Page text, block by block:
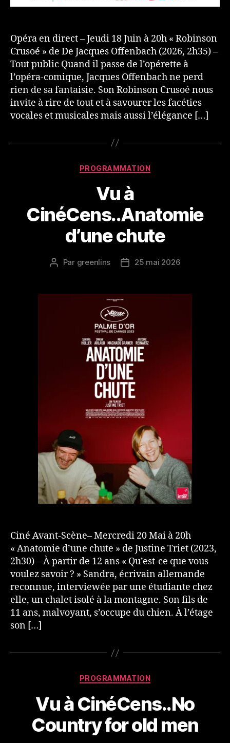
Opéra en direct – Jeudi 18 Juin à 20h « Robinson
Crusoé » de De Jacques Offenbach (2026, 2h35) –
Tout public Quand il passe de l’opérette à
l’opéra-comique, Jacques Offenbach ne perd
rien de sa fantaisie. Son Robinson Crusoé nous
invite à rire de tout et à savourer les facéties
vocales et musicales mais aussi l’élégance […]
Catégories
PROGRAMMATION
Vu à
CinéCens..Anatomie
d’une chute
Auteur
Par greenlins
Date25 mai 2026
Ciné Avant-Scène– Mercredi 20 Mai à 20h
« Anatomie d’une chute » de Justine Triet (2023,
2h30) – À partir de 12 ans « Qu’est-ce que vous
voulez savoir ? » Sandra, écrivain allemande
reconnue, interviewée par une étudiante chez
elle, un chalet isolé à la montagne. Son fils de
11 ans, malvoyant, s’occupe du chien. À l’étage
son […]
Catégories
PROGRAMMATION
Vu à CinéCens..No
Country for old men